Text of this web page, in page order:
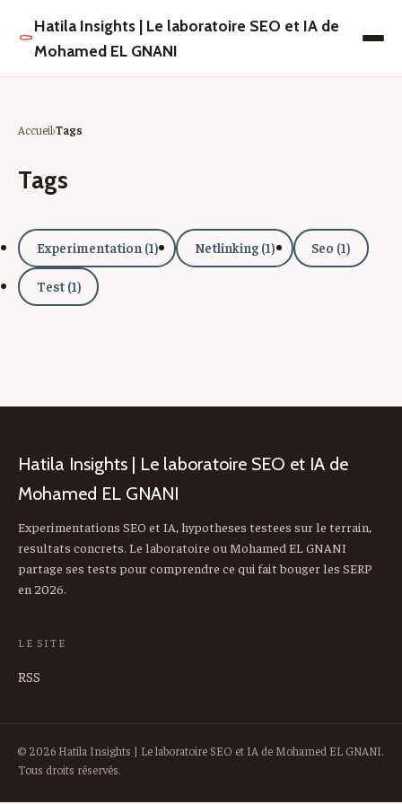
⚰Hatila Insights | Le laboratoire SEO et IA de
Mohamed EL GNANI
Accueil Tags
Tags
Experimentation (1) Netlinking (1) Seo (1)
Test (1)
Hatila Insights | Le laboratoire SEO et IA de
Mohamed EL GNANI
Experimentations SEO et IA, hypotheses testees sur le terrain,
resultats concrets. Le laboratoire ou Mohamed EL GNANI
partage ses tests pour comprendre ce qui fait bouger les SERP
en 2026.
LE SITE
RSS
© 2026 Hatila Insights | Le laboratoire SEO et IA de Mohamed EL GNANI.
Tous droits réservés.